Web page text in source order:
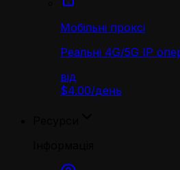
Мобільні проксі
Реальні 4G/5G IP
від
$4.00/день